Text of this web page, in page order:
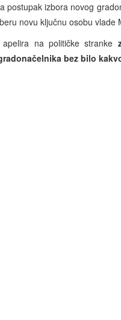
postupak izbora novog
novu ključnu osobu vlade
na političke stranke
bez bilo